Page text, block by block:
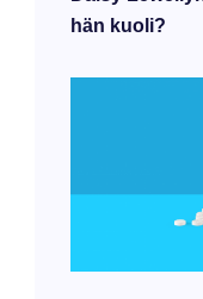
hän kuoli?